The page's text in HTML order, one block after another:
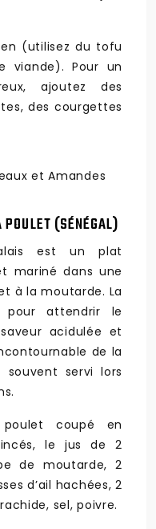
(utilisez du tofu
viande). Pour un
ajoutez des
des courgettes
POULET (SÉNÉGAL)
est un plat
mariné dans une
à la moutarde. La
pour attendrir le
acidulée et
de la
souvent servi lors
coupé en
le jus de 2
de moutarde, 2
d’ail hachées, 2
sel, poivre.